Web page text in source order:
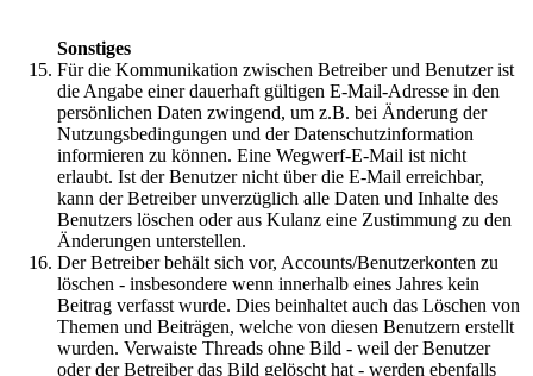
Sonstiges
Für die Kommunikation zwischen Betreiber und Benutzer ist
die Angabe einer dauerhaft gültigen E-Mail-Adresse in den
persönlichen Daten zwingend, um z.B. bei Änderung der
Nutzungsbedingungen und der Datenschutzinformation
informieren zu können. Eine Wegwerf-E-Mail ist nicht
erlaubt. Ist der Benutzer nicht über die E-Mail erreichbar,
kann der Betreiber unverzüglich alle Daten und Inhalte des
Benutzers löschen oder aus Kulanz eine Zustimmung zu den
Änderungen unterstellen.
Der Betreiber behält sich vor, Accounts/Benutzerkonten zu
löschen - insbesondere wenn innerhalb eines Jahres kein
Beitrag verfasst wurde. Dies beinhaltet auch das Löschen von
Themen und Beiträgen, welche von diesen Benutzern erstellt
wurden. Verwaiste Threads ohne Bild - weil der Benutzer
oder der Betreiber das Bild gelöscht hat - werden ebenfalls